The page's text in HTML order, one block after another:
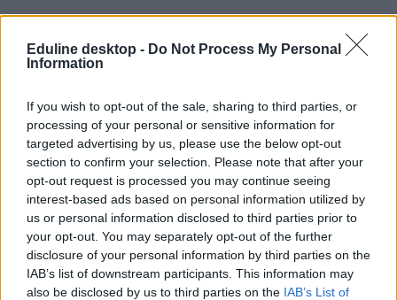
Eduline desktop - Do Not Process My Personal
Information
If you wish to opt-out of the sale, sharing to third parties, or
processing of your personal or sensitive information for
targeted advertising by us, please use the below opt-out
section to confirm your selection. Please note that after your
opt-out request is processed you may continue seeing
interest-based ads based on personal information utilized by
us or personal information disclosed to third parties prior to
your opt-out. You may separately opt-out of the further
disclosure of your personal information by third parties on the
IAB’s list of downstream participants. This information may
also be disclosed by us to third parties on the IAB’s List of
szakképzés
szakma
OKJ
OKJ-s képzések
szakképzés átalakítása